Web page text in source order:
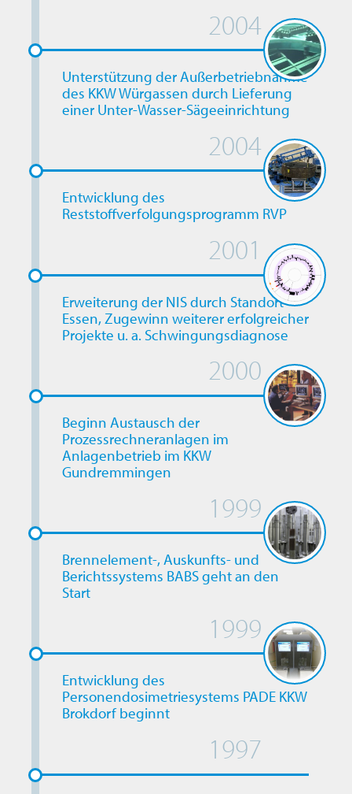
Unterstützung der Außerbetriebnahme
des KKW Würgassen durch Lieferung
einer Unter-Wasser-Sägeeinrichtung
2004
Entwicklung des
Reststoffverfolgungsprogramm RVP
2004
Erweiterung der NIS durch Standort
Essen, Zugewinn weiterer erfolgreicher
Projekte u. a. Schwingungsdiagnose
2001
Beginn Austausch der
Prozessrechneranlagen im
Anlagenbetrieb im KKW
Gundremmingen
2000
Brennelement-, Auskunfts- und
Berichtssystems BABS geht an den
Start
1999
Entwicklung des
Personendosimetriesystems PADE KKW
Brokdorf beginnt
1999
1997